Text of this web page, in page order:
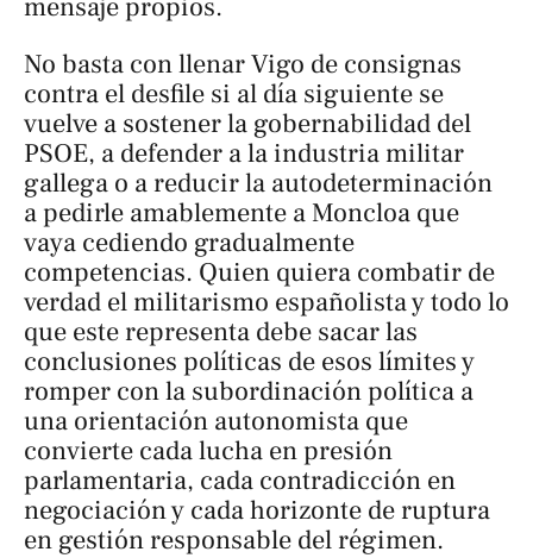
mensaje propios.
No basta con llenar Vigo de consignas
contra el desfile si al día siguiente se
vuelve a sostener la gobernabilidad del
PSOE, a defender a la industria militar
gallega o a reducir la autodeterminación
a pedirle amablemente a Moncloa que
vaya cediendo gradualmente
competencias. Quien quiera combatir de
verdad el militarismo españolista y todo lo
que este representa debe sacar las
conclusiones políticas de esos límites y
romper con la subordinación política a
una orientación autonomista que
convierte cada lucha en presión
parlamentaria, cada contradicción en
negociación y cada horizonte de ruptura
en gestión responsable del régimen.